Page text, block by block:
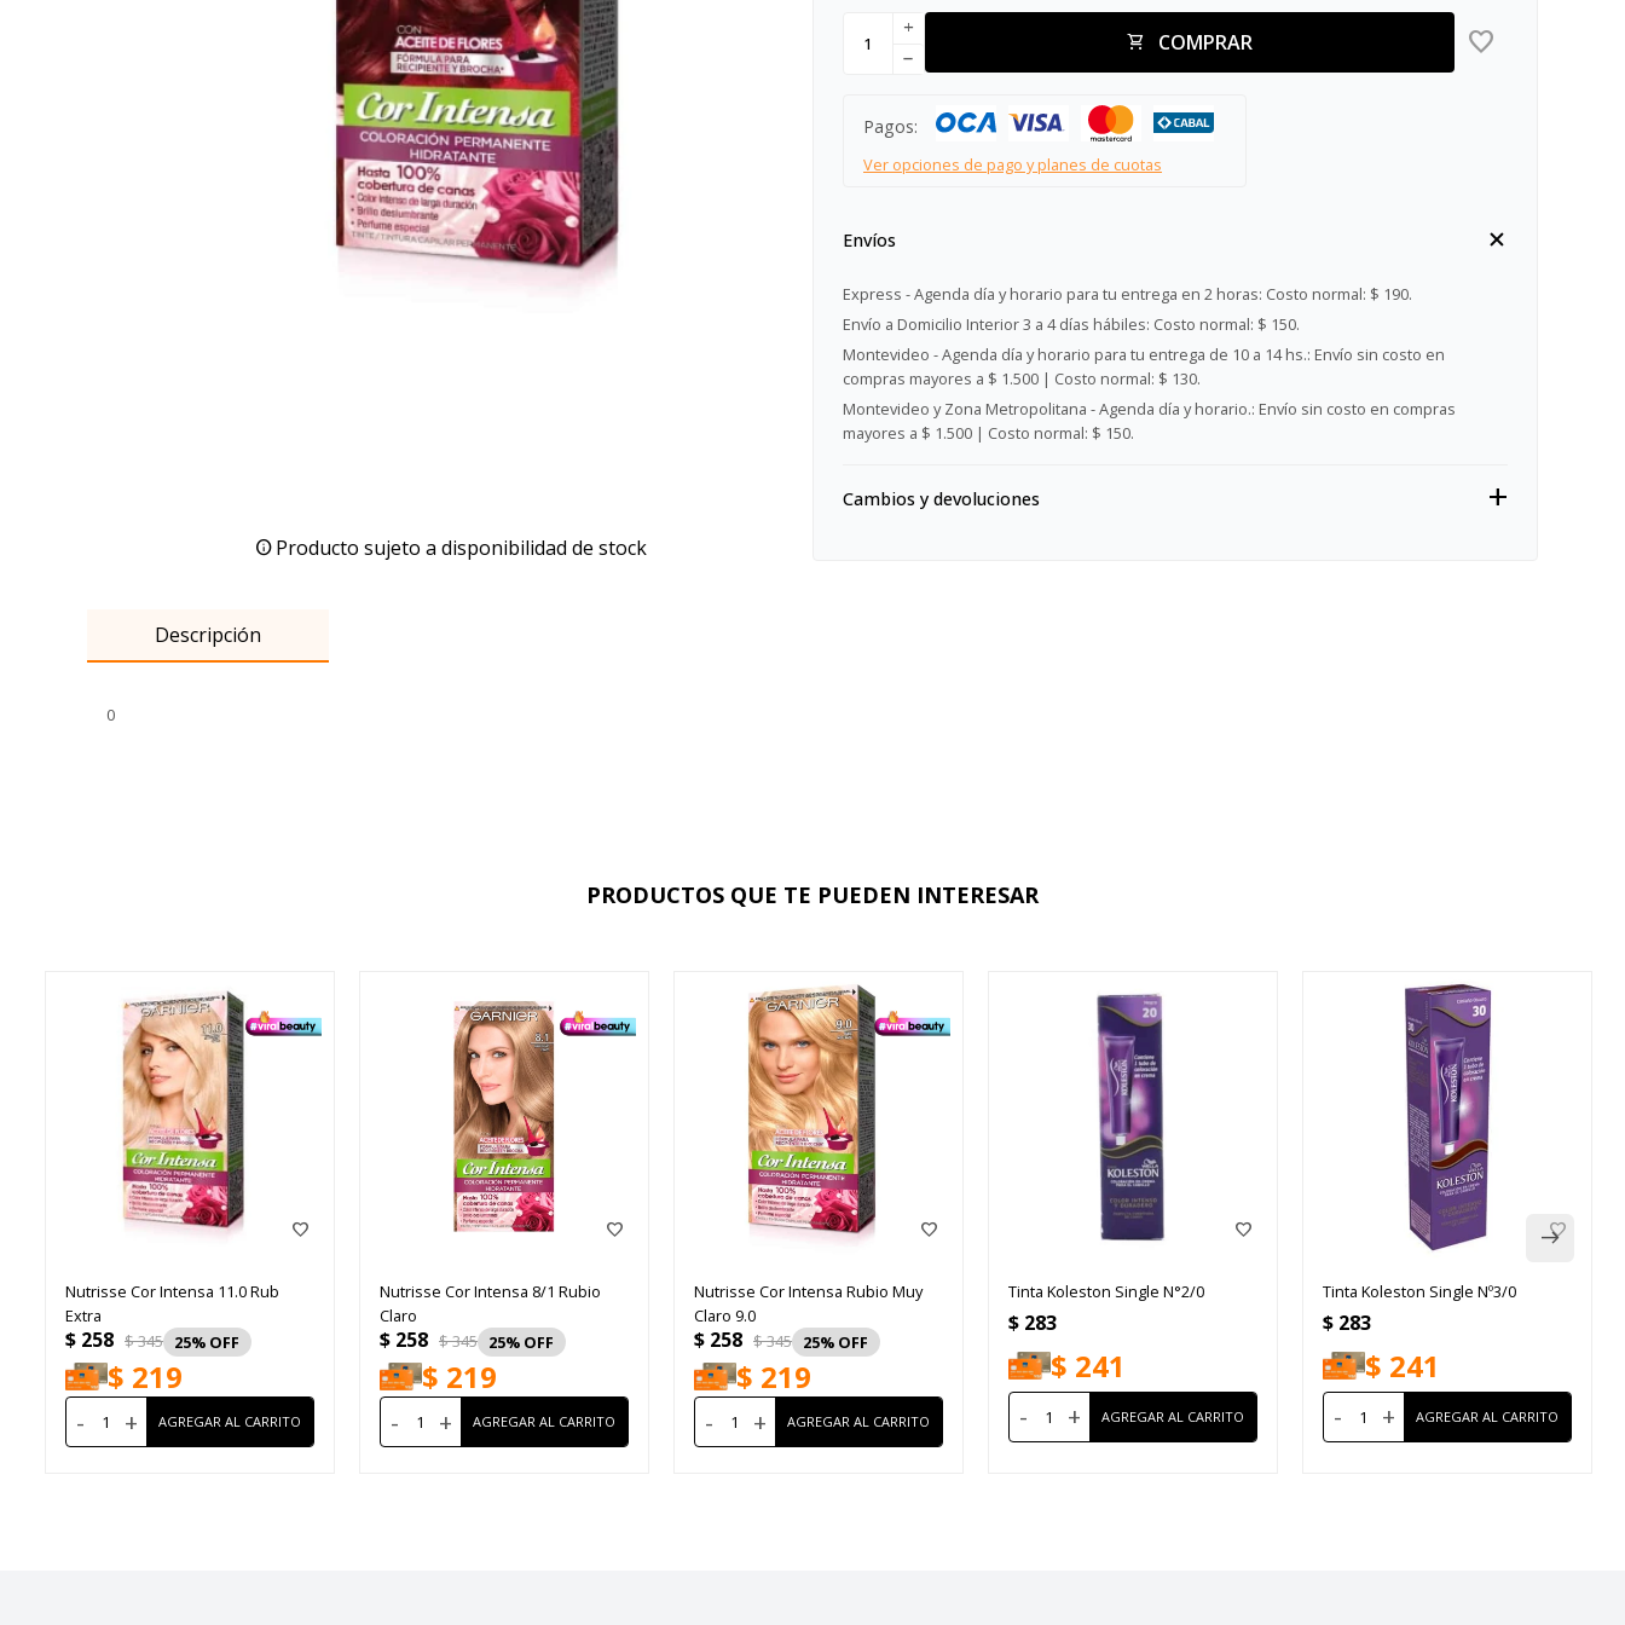
Producto sujeto a disponibilidad de stock
COMPRAR
add
remove
Pagos:
Ver opciones de pago y planes de cuotas
Envíos
Express - Agenda día y horario para tu entrega en 2 horas: Costo normal: $ 190.
Envío a Domicilio Interior 3 a 4 días hábiles: Costo normal: $ 150.
Montevideo - Agenda día y horario para tu entrega de 10 a 14 hs.: Envío sin costo en
compras mayores a $ 1.500 | Costo normal: $ 130.
Montevideo y Zona Metropolitana - Agenda día y horario.: Envío sin costo en compras
mayores a $ 1.500 | Costo normal: $ 150.
Cambios y devoluciones
Descripción
0
PRODUCTOS QUE TE PUEDEN INTERESAR
Nutrisse Cor Intensa 11.0 Rub
Extra
$ 258 $345 25
$ 219
- +
Nutrisse Cor Intensa 8/1 Rubio
Claro
$ 258 $345 25
$ 219
- +
Nutrisse Cor Intensa Rubio Muy
Claro 9.0
$ 258 $345 25
$ 219
- +
Tinta Koleston Single N°2/0
$ 283
$ 241
- +
Tinta Koleston Single Nº3/0
$ 283
$ 241
- +